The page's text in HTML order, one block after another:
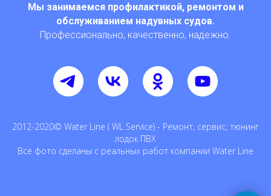
Мы занимаемся профилактикой, ремонтом и
обслуживанием надувных судов.
Профессионально, качественно, надежно.
2012-2020© Water Line ( WL Service) - Ремонт, сервис, тюнинг
лодок ПВХ
Все фото сделаны с реальных работ компании Water Line